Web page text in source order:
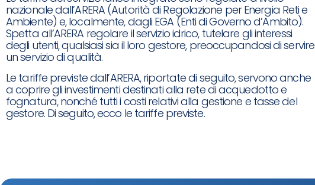
nazionale dall’ARERA (Autorità di Regolazione per Energia Reti e
Ambiente) e, localmente, dagli EGA (Enti di Governo d’Ambito).
Spetta all’ARERA regolare il servizio idrico, tutelare gli interessi
degli utenti, qualsiasi sia il loro gestore, preoccupandosi di servire
un servizio di qualità.
Le tariffe previste dall’ARERA, riportate di seguito, servono anche
a coprire gli investimenti destinati alla rete di acquedotto e
fognatura, nonché tutti i costi relativi alla gestione e tasse del
gestore. Di seguito, ecco le tariffe previste.